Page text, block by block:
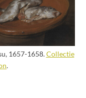
1657-1658.Collectie
.